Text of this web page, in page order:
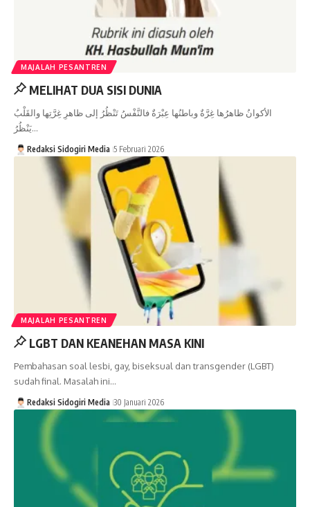
MAJALAH PESANTREN
MELIHAT DUA SISI DUNIA
الأكوانُ ظاهرُها غِرَّةٌ وباطنُها عِبْرَةٌ فالنَّفْسُ تَنْظُرُ إلى ظاهرِ غِرَّتِها والقَلْبُ
يَنْظُرُ…
Redaksi Sidogiri Media 5 Februari 2026
MAJALAH PESANTREN
LGBT DAN KEANEHAN MASA KINI
Pembahasan soal lesbi, gay, biseksual dan transgender (LGBT)
sudah final. Masalah ini…
Redaksi Sidogiri Media 30 Januari 2026